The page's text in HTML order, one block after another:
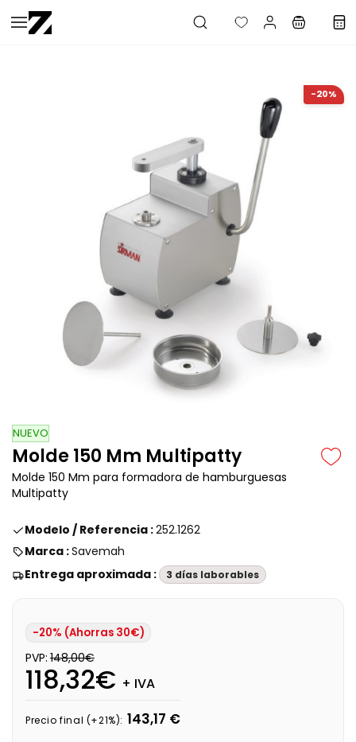
Saltar al
contenido
-20%
NUEVO
Molde 150 Mm Multipatty
Molde 150 Mm para formadora de hamburguesas
Multipatty
Modelo / Referencia :252.1262
Marca :Savemah
Entrega aproximada :
3 días laborables
-20% (Ahorras 30€)
PVP: 148,00€
118,32€ + IVA
Precio final (+21%): 143,17 €